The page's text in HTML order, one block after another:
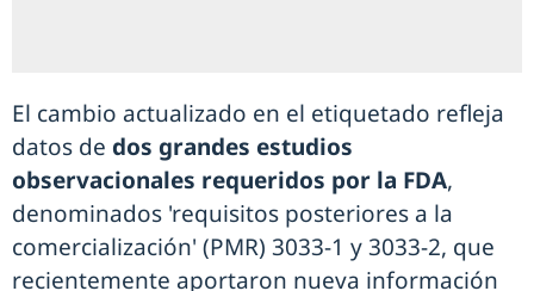
El cambio actualizado en el etiquetado refleja
datos de dos grandes estudios
observacionales requeridos por la FDA,
denominados 'requisitos posteriores a la
comercialización' (PMR) 3033-1 y 3033-2, que
recientemente aportaron nueva información